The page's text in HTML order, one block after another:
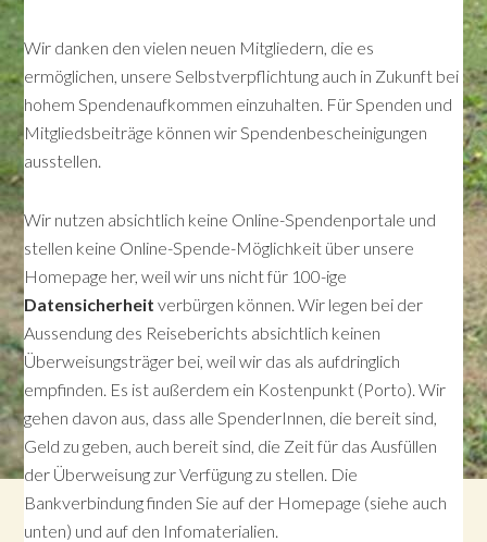
Wir danken den vielen neuen Mitgliedern, die es
ermöglichen, unsere Selbstverpflichtung auch in Zukunft bei
hohem Spendenaufkommen einzuhalten. Für Spenden und
Mitgliedsbeiträge können wir Spendenbescheinigungen
ausstellen.
Wir nutzen absichtlich keine Online-Spendenportale und
stellen keine Online-Spende-Möglichkeit über unsere
Homepage her, weil wir uns nicht für 100-ige
Datensicherheit verbürgen können. Wir legen bei der
Aussendung des Reiseberichts absichtlich keinen
Überweisungsträger bei, weil wir das als aufdringlich
empfinden. Es ist außerdem ein Kostenpunkt (Porto). Wir
gehen davon aus, dass alle SpenderInnen, die bereit sind,
Geld zu geben, auch bereit sind, die Zeit für das Ausfüllen
der Überweisung zur Verfügung zu stellen. Die
Bankverbindung finden Sie auf der Homepage (siehe auch
unten) und auf den Infomaterialien.